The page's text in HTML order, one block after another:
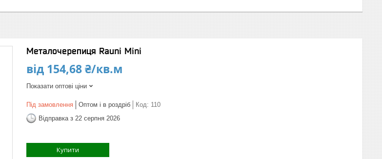
Металочерепиця Rauni Mini
від 154,68 ₴/кв.м
Показати оптові ціни
Під замовлення Оптом і в роздріб Код: 110
Відправка з 22 серпня 2026
Купити